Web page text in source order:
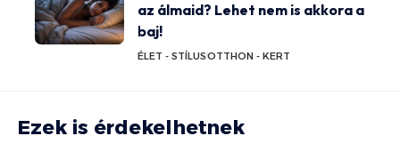
az álmaid? Lehet nem is akkora a
baj!
ÉLET - STÍLUSOTTHON - KERT
Ezek is érdekelhetnek